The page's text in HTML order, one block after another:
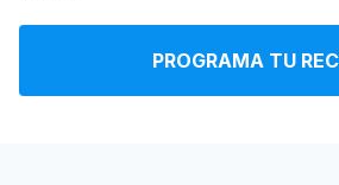
Iniciar sesión
PROGRAMA TU